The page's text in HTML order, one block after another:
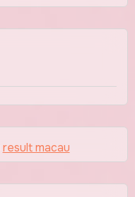
result macau